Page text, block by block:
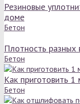
Резиновые
доме
Бетон
Плотность разных
Бетон
Как приготовить
Бетон